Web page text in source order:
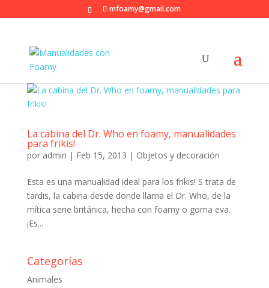
mfoamy@gmail.com
La cabina del Dr. Who en foamy, manualidades
para frikis!
por admin | Feb 15, 2013 | Objetos y decoración
Esta es una manualidad ideal para los frikis! S trata de
tardis, la cabina desde donde llama el Dr. Who, de la
mítica serie británica, hecha con foamy o goma eva.
¡Es...
Categorías
Animales